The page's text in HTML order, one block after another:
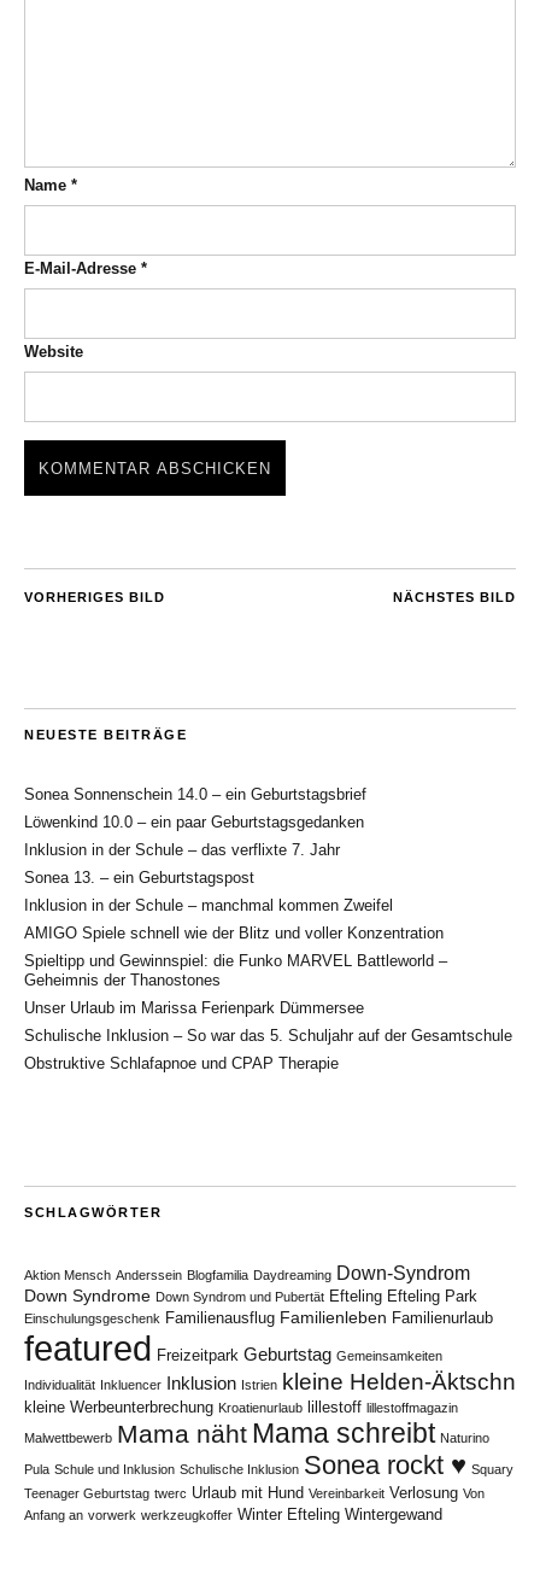
Name *
E-Mail-Adresse *
Website
NÄCHSTES BILD
VORHERIGES BILD
NEUESTE BEITRÄGE
Sonea Sonnenschein 14.0 – ein Geburtstagsbrief
Löwenkind 10.0 – ein paar Geburtstagsgedanken
Inklusion in der Schule – das verflixte 7. Jahr
Sonea 13. – ein Geburtstagspost
Inklusion in der Schule – manchmal kommen Zweifel
AMIGO Spiele schnell wie der Blitz und voller Konzentration
Spieltipp und Gewinnspiel: die Funko MARVEL Battleworld –
Geheimnis der Thanostones
Unser Urlaub im Marissa Ferienpark Dümmersee
Schulische Inklusion – So war das 5. Schuljahr auf der Gesamtschule
Obstruktive Schlafapnoe und CPAP Therapie
SCHLAGWÖRTER
Aktion Mensch Anderssein Blogfamilia Daydreaming Down-Syndrom
Down Syndrome Down Syndrom und Pubertät Efteling Efteling Park
Einschulungsgeschenk Familienausflug Familienleben Familienurlaub
featured Freizeitpark Geburtstag Gemeinsamkeiten
Individualität Inkluencer Inklusion Istrien kleine Helden-Äktschn
kleine Werbeunterbrechung Kroatienurlaub lillestoff lillestoffmagazin
Malwettbewerb Mama näht Mama schreibt Naturino
Pula Schule und Inklusion Schulische Inklusion Sonea rockt ♥ Squary
Teenager Geburtstag twerc Urlaub mit Hund Vereinbarkeit Verlosung Von
Anfang an vorwerk werkzeugkoffer Winter Efteling Wintergewand